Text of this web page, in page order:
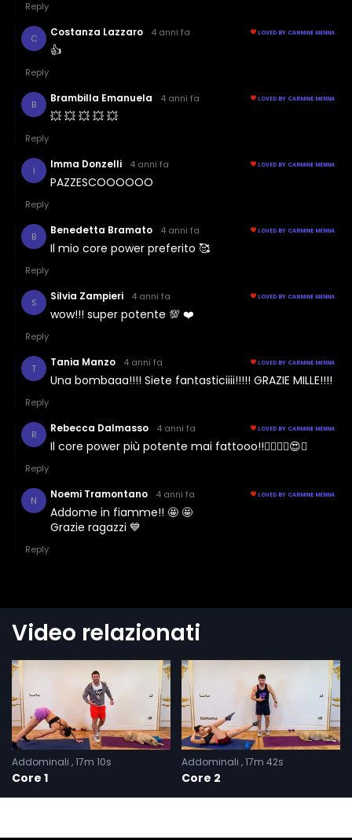
Video relazionati
Addominali 17m 10s
Core 1
Addominali 17m 42s
Core 2